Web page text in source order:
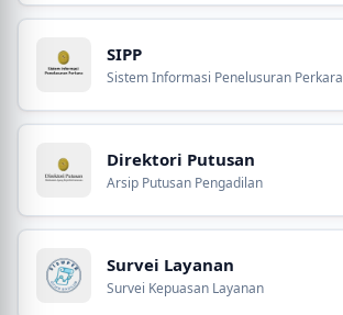
SIPP
Sistem Informasi Penelusuran Perkara
Direktori Putusan
Arsip Putusan Pengadilan
Survei Layanan
Survei Kepuasan Layanan